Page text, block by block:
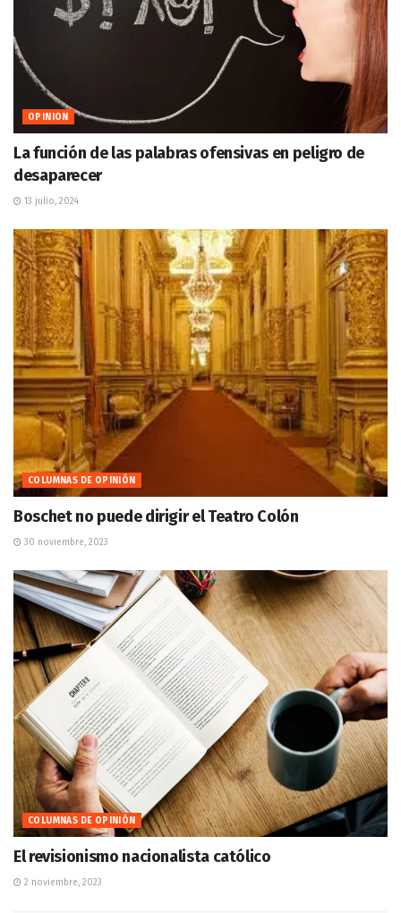
OPINION
La función de las palabras ofensivas en peligro de
desaparecer
13 julio, 2024
COLUMNAS DE OPINIÓN
Boschet no puede dirigir el Teatro Colón
30 noviembre, 2023
COLUMNAS DE OPINIÓN
El revisionismo nacionalista católico
2 noviembre, 2023